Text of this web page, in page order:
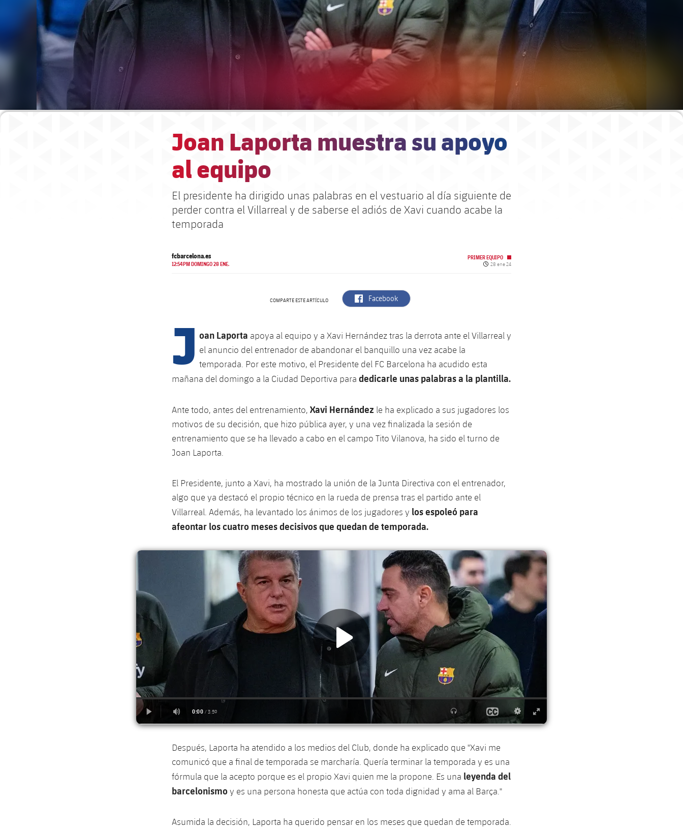
Joan Laporta muestra su apoyo
al equipo
El presidente ha dirigido unas palabras en el vestuario al día siguiente de
perder contra el Villarreal y de saberse el adiós de Xavi cuando acabe la
temporada
fcbarcelona.es
12:54PM DOMINGO 28 ENE.
PRIMER EQUIPO
Fecha de publicación
28 ene 24
COMPARTE ESTE ARTÍCULO label.aria.facebook
Facebook
J oan Laporta apoya al equipo y a Xavi Hernández tras la derrota ante el Villarreal y
el anuncio del entrenador de abandonar el banquillo una vez acabe la
temporada. Por este motivo, el Presidente del FC Barcelona ha acudido esta
mañana del domingo a la Ciudad Deportiva para dedicarle unas palabras a la plantilla.
Ante todo, antes del entrenamiento, Xavi Hernández le ha explicado a sus jugadores los
motivos de su decisión, que hizo pública ayer, y una vez finalizada la sesión de
entrenamiento que se ha llevado a cabo en el campo Tito Vilanova, ha sido el turno de
Joan Laporta.
El Presidente, junto a Xavi, ha mostrado la unión de la Junta Directiva con el entrenador,
algo que ya destacó el propio técnico en la rueda de prensa tras el partido ante el
Villarreal. Además, ha levantado los ánimos de los jugadores y los espoleó para
afeontar los cuatro meses decisivos que quedan de temporada.
Después, Laporta ha atendido a los medios del Club, donde ha explicado que "Xavi me
comunicó que a final de temporada se marcharía. Quería terminar la temporada y es una
fórmula que la acepto porque es el propio Xavi quien me la propone. Es una leyenda del
barcelonismo y es una persona honesta que actúa con toda dignidad y ama al Barça."
Asumida la decisión, Laporta ha querido pensar en los meses que quedan de temporada.